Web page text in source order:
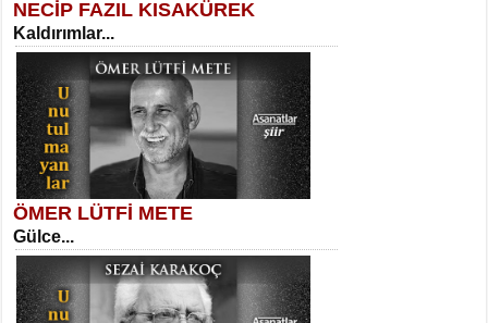
SELAHATTİN YILDIZ
İnsanın Zindanı...
MEHMET TAŞTAN
Vagon’da Bir Şairle...
Necati Sarıca
Ben Kader Vurgunuyum Maria...
Sibel Orhan
İki Kırık Boşluk...
NECİP FAZIL KISAKÜREK
Kaldırımlar...
ÖMER LÜTFİ METE
Gülce...